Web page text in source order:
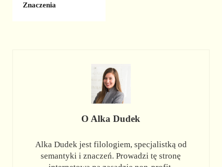
Znaczenia
O Alka Dudek
Alka Dudek jest filologiem, specjalistką od
semantyki i znaczeń. Prowadzi tę stronę